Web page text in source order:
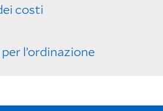
costi
l’ordinazione